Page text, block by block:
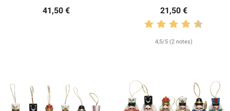
41,50 € 21,50 €
4,5/5 (2 notes)